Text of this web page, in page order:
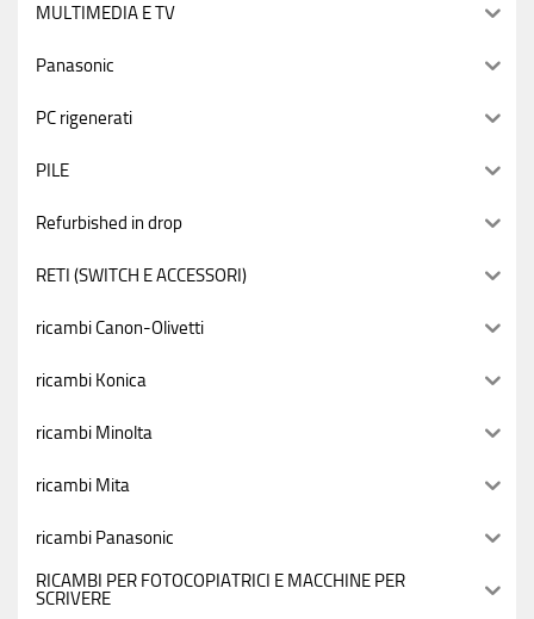
MULTIMEDIA E TV
Panasonic
PC rigenerati
PILE
Refurbished in drop
RETI (SWITCH E ACCESSORI)
ricambi Canon-Olivetti
ricambi Konica
ricambi Minolta
ricambi Mita
ricambi Panasonic
RICAMBI PER FOTOCOPIATRICI E MACCHINE PER
SCRIVERE